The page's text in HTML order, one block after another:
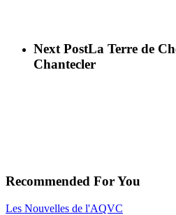
Next PostLa Terre de
Chantecler
Recommended For You
Les Nouvelles de l'AQVC